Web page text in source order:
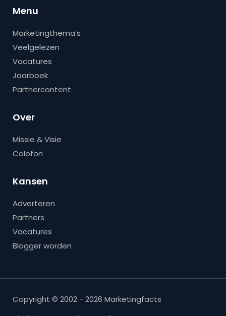
Menu
Marketingthema’s
Veelgelezen
Vacatures
Jaarboek
Partnercontent
Over
Missie & Visie
Colofon
Kansen
Adverteren
Partners
Vacatures
Blogger worden
Copyright © 2002 - 2026 Marketingfacts